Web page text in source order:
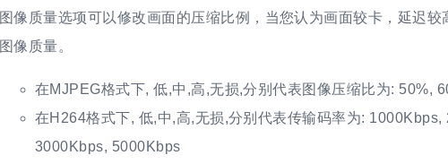
图像质量选项可以修改画面的压缩比例，当您认为画面较卡，延迟较
图像质量。
在MJPEG格式下, 低,中,高,无损,分别代表图像压缩比为: 50%,
在H264格式下, 低,中,高,无损,分别代表传输码率为: 1000Kbps,
3000Kbps, 5000Kbps